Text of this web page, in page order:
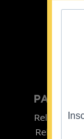
Relooking
Relooking